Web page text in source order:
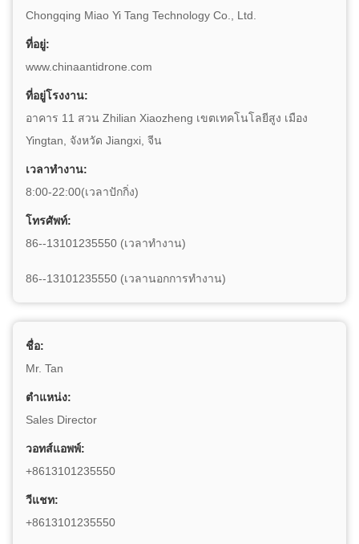
Chongqing Miao Yi Tang Technology Co., Ltd.
ที่อยู่:
www.chinaantidrone.com
ที่อยู่โรงงาน:
อาคาร 11 สวน Zhilian Xiaozheng เขตเทคโนโลยีสูง เมือง
Yingtan, จังหวัด Jiangxi, จีน
เวลาทำงาน:
8:00-22:00(เวลาปักกิ่ง)
โทรศัพท์:
86--13101235550 (เวลาทำงาน)
86--13101235550 (เวลานอกการทํางาน)
ชื่อ:
Mr. Tan
ตำแหน่ง:
Sales Director
วอทส์แอพพ์:
+8613101235550
วีแชท:
+8613101235550